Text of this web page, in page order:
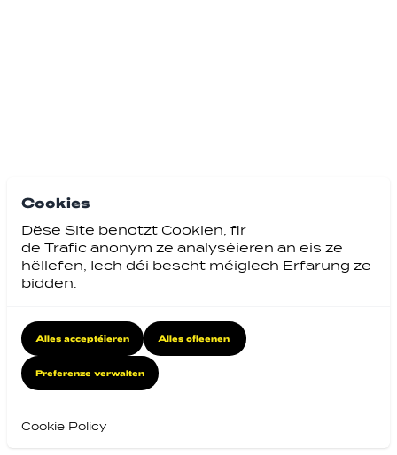
Cookies
Dëse Site benotzt Cookien, fir
de Trafic anonym ze analyséieren an eis ze
hëllefen, Iech déi bescht méiglech Erfarung ze
bidden.
Alles acceptéieren Alles ofleenen
Preferenze verwalten
Cookie Policy